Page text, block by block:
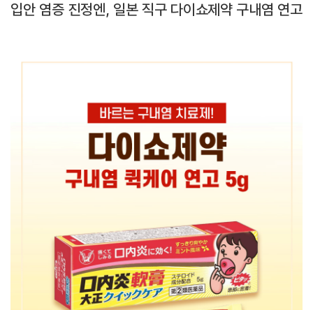
입안 염증 진정엔, 일본 직구 다이쇼제약 구내염 연고